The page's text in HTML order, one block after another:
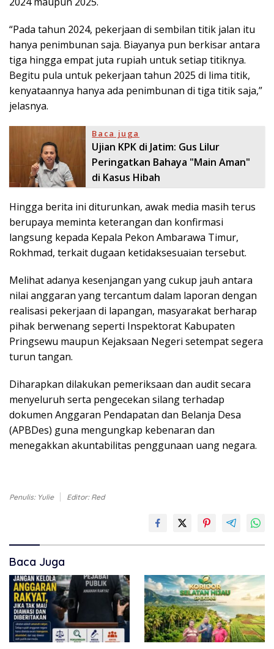
“Pada tahun 2024, pekerjaan di sembilan titik jalan itu
hanya penimbunan saja. Biayanya pun berkisar antara
tiga hingga empat juta rupiah untuk setiap titiknya.
Begitu pula untuk pekerjaan tahun 2025 di lima titik,
kenyataannya hanya ada penimbunan di tiga titik saja,”
jelasnya.
Baca juga
Ujian KPK di Jatim: Gus Lilur
Peringatkan Bahaya "Main Aman"
di Kasus Hibah
Hingga berita ini diturunkan, awak media masih terus
berupaya meminta keterangan dan konfirmasi
langsung kepada Kepala Pekon Ambarawa Timur,
Rokhmad, terkait dugaan ketidaksesuaian tersebut.
Melihat adanya kesenjangan yang cukup jauh antara
nilai anggaran yang tercantum dalam laporan dengan
realisasi pekerjaan di lapangan, masyarakat berharap
pihak berwenang seperti Inspektorat Kabupaten
Pringsewu maupun Kejaksaan Negeri setempat segera
turun tangan.
Diharapkan dilakukan pemeriksaan dan audit secara
menyeluruh serta pengecekan silang terhadap
dokumen Anggaran Pendapatan dan Belanja Desa
(APBDes) guna mengungkap kebenaran dan
menegakkan akuntabilitas penggunaan uang negara.
Penulis: Yulie Editor: Red
Baca Juga